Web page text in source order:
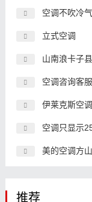
空调不吹冷
立式空调
山南浪卡子县
空调咨询客
伊莱克斯空
空调只显示
美的空调方
推荐